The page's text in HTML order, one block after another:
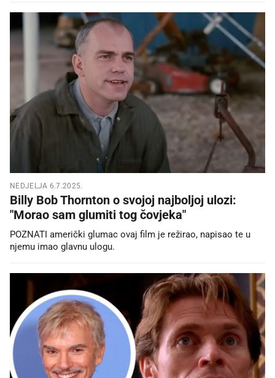
NEDJELJA 6.7.2025.
Billy Bob Thornton o svojoj najboljoj ulozi:
"Morao sam glumiti tog čovjeka"
POZNATI američki glumac ovaj film je režirao, napisao te u
njemu imao glavnu ulogu.